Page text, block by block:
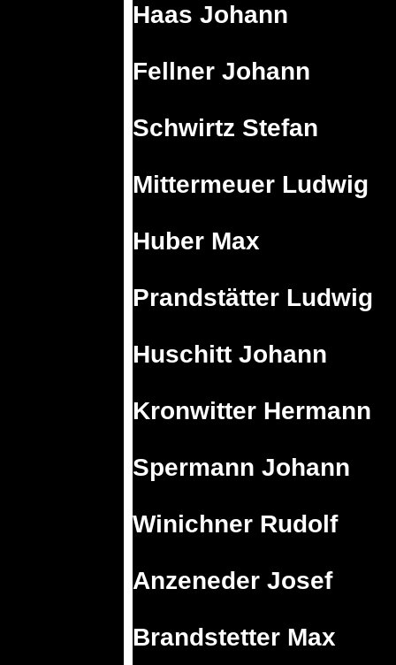
Haas Johann
Fellner Johann
Schwirtz Stefan
Mittermeuer Ludwig
Huber Max
Prandstätter Ludwig
Huschitt Johann
Kronwitter Hermann
Spermann Johann
Winichner Rudolf
Anzeneder Josef
Brandstetter Max